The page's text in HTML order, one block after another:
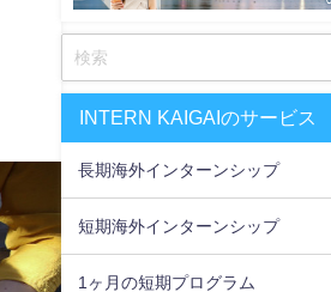
INTERN KAIGAIのサービス
長期海外インターンシップ
短期海外インターンシップ
1ヶ月の短期プログラム